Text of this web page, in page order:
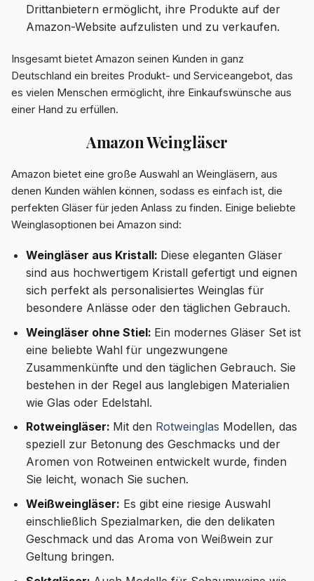
Drittanbietern ermöglicht, ihre Produkte auf der
Amazon-Website aufzulisten und zu verkaufen.
Insgesamt bietet Amazon seinen Kunden in ganz
Deutschland ein breites Produkt- und Serviceangebot, das
es vielen Menschen ermöglicht, ihre Einkaufswünsche aus
einer Hand zu erfüllen.
Amazon Weingläser
Amazon bietet eine große Auswahl an Weingläsern, aus
denen Kunden wählen können, sodass es einfach ist, die
perfekten Gläser für jeden Anlass zu finden. Einige beliebte
Weinglasoptionen bei Amazon sind:
Weingläser aus Kristall: Diese eleganten Gläser
sind aus hochwertigem Kristall gefertigt und eignen
sich perfekt als personalisiertes Weinglas für
besondere Anlässe oder den täglichen Gebrauch.
Weingläser ohne Stiel: Ein modernes Gläser Set ist
eine beliebte Wahl für ungezwungene
Zusammenkünfte und den täglichen Gebrauch. Sie
bestehen in der Regel aus langlebigen Materialien
wie Glas oder Edelstahl.
Rotweingläser: Mit den Rotweinglas Modellen, das
speziell zur Betonung des Geschmacks und der
Aromen von Rotweinen entwickelt wurde, finden
Sie leicht, wonach Sie suchen.
Weißweingläser: Es gibt eine riesige Auswahl
einschließlich Spezialmarken, die den delikaten
Geschmack und das Aroma von Weißwein zur
Geltung bringen.